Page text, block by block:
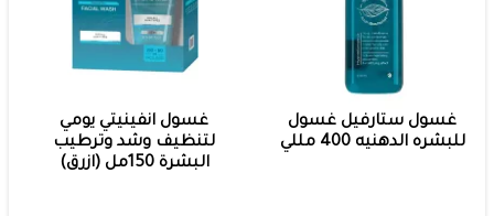
غسول ستارفيل غسول
للبشره الدهنيه 400 مللي
غسول انفينيتي يومي
لتنظيف وشد وترطيب
البشرة 150مل (ازرق)